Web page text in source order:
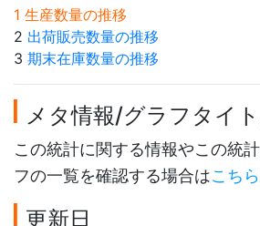
1 生産数量の推移
2 出荷販売数量の推移
3 期末在庫数量の推移
メタ情報/グラフタイ
この統計に関する情報やこの統
フの一覧を確認する場合はこちら
更新日